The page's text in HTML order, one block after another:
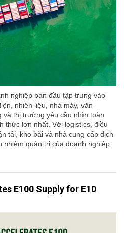
nghiệp ban đầu tập trung vào
nhiên liệu, nhà máy, văn
và thị trường yêu cầu nhìn toàn
thức lớn nhất. Với logistics, điều
tải, kho bãi và nhà cung cấp dịch
quản trị của doanh nghiệp.
E100 Supply for E10